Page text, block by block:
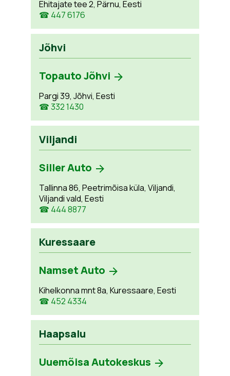
Ehitajate tee 2, Pärnu, Eesti
☎ 447 6176
Jõhvi
Topauto Jõhvi
Pargi 39, Jõhvi, Eesti
☎ 332 1430
Viljandi
Siller Auto
Tallinna 86, Peetrimõisa küla, Viljandi,
Viljandi vald, Eesti
☎ 444 8877
Kuressaare
Namset Auto
Kihelkonna mnt 8a, Kuressaare, Eesti
☎ 452 4334
Haapsalu
Uuemõisa Autokeskus